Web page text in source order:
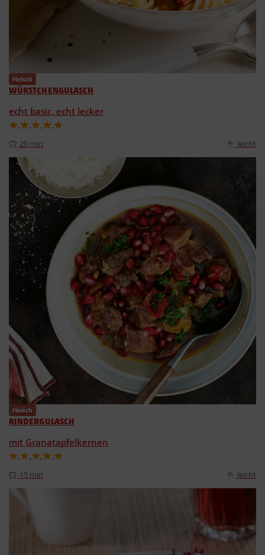
Fleisch
WÜRSTCHENGULASCH
echt basic, echt lecker
20 min leicht
Fleisch
RINDERGULASCH
mit Granatapfelkernen
15 min leicht